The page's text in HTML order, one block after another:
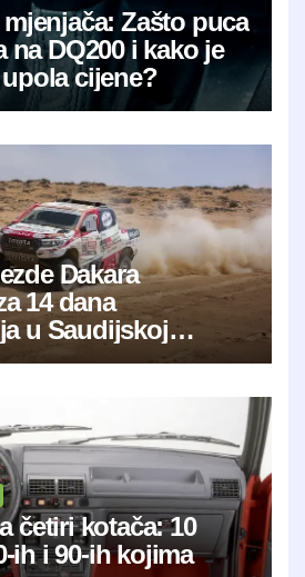
Zašto puca
na DQ200 i kako je
cijene?
Dakara
14 dana
u Saudijskoj
četiri kotača: 10
ih i 90-ih kojima